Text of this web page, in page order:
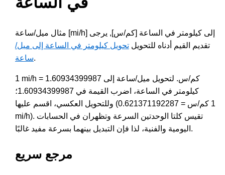
مثال ميل/ساعة [mi/h] إلى كيلومتر في الساعة [كم/س], يرجى
تقديم القيم أدناه للتحويل تحويل كيلومتر في الساعة إلى ميل/
ساعة.
1 mi/h = 1.60934399987 كم/س. لتحويل ميل/ساعة إلى
كيلومتر في الساعة، اضرب القيمة في 1.60934399987؛
وللتحويل العكسي، اقسم عليها (1 كم/س = 0.621371192287
mi/h). تقيس كلتا الوحدتين السرعة وتظهران في الحسابات
اليومية والفنية، لذا فإن التبديل بينهما بسرعة مفيد غالبًا.
مرجع سريع